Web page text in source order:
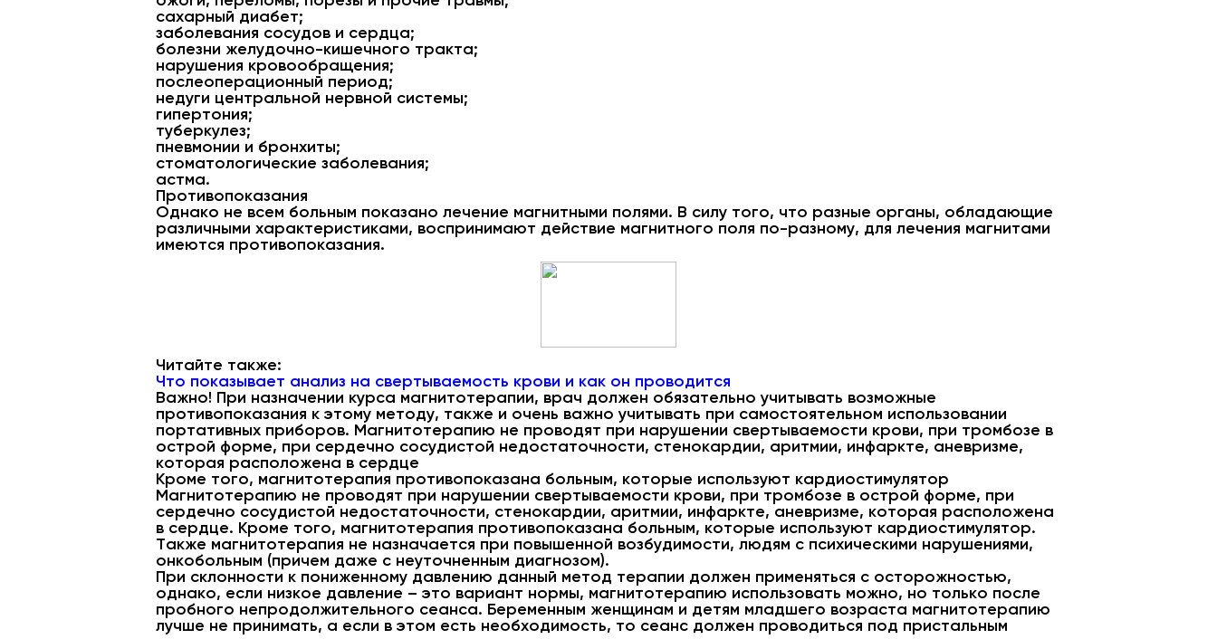
сахарный диабет;
заболевания сосудов и сердца;
болезни желудочно-кишечного тракта;
нарушения кровообращения;
послеоперационный период;
недуги центральной нервной системы;
гипертония;
туберкулез;
пневмонии и бронхиты;
стоматологические заболевания;
астма.
Противопоказания
Однако не всем больным показано лечение магнитными полями. В силу того, что разные органы, обладающие
различными характеристиками, воспринимают действие магнитного поля по-разному, для лечения магнитами
имеются противопоказания.
Читайте также:
Что показывает анализ на свертываемость крови и как он проводится
Важно! При назначении курса магнитотерапии, врач должен обязательно учитывать возможные
противопоказания к этому методу, также и очень важно учитывать при самостоятельном использовании
портативных приборов. Магнитотерапию не проводят при нарушении свертываемости крови, при тромбозе в
острой форме, при сердечно сосудистой недостаточности, стенокардии, аритмии, инфаркте, аневризме,
которая расположена в сердце
Кроме того, магнитотерапия противопоказана больным, которые используют кардиостимулятор
Магнитотерапию не проводят при нарушении свертываемости крови, при тромбозе в острой форме, при
сердечно сосудистой недостаточности, стенокардии, аритмии, инфаркте, аневризме, которая расположена
в сердце. Кроме того, магнитотерапия противопоказана больным, которые используют кардиостимулятор.
Также магнитотерапия не назначается при повышенной возбудимости, людям с психическими нарушениями,
онкобольным (причем даже с неуточненным диагнозом).
При склонности к пониженному давлению данный метод терапии должен применяться с осторожностью,
однако, если низкое давление – это вариант нормы, магнитотерапию использовать можно, но только после
пробного непродолжительного сеанса. Беременным женщинам и детям младшего возраста магнитотерапию
лучше не принимать, а если в этом есть необходимость, то сеанс должен проводиться под пристальным